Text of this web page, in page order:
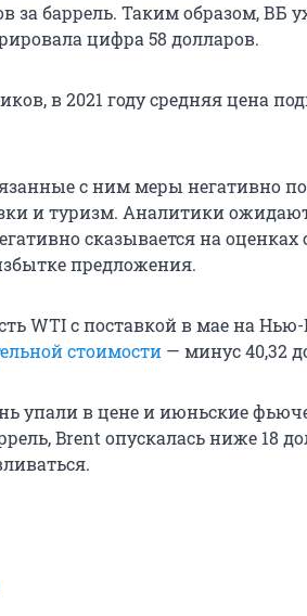
за баррель. Таким образом, ВБ
цифра 58 долларов.
в 2021 году средняя цена
с ним меры негативно
и туризм. Аналитики
сказывается на оценках
предложения.
WTI с поставкой в мае на
стоимости — минус 40,32
упали в цене и июньские
Brent опускалась ниже 18